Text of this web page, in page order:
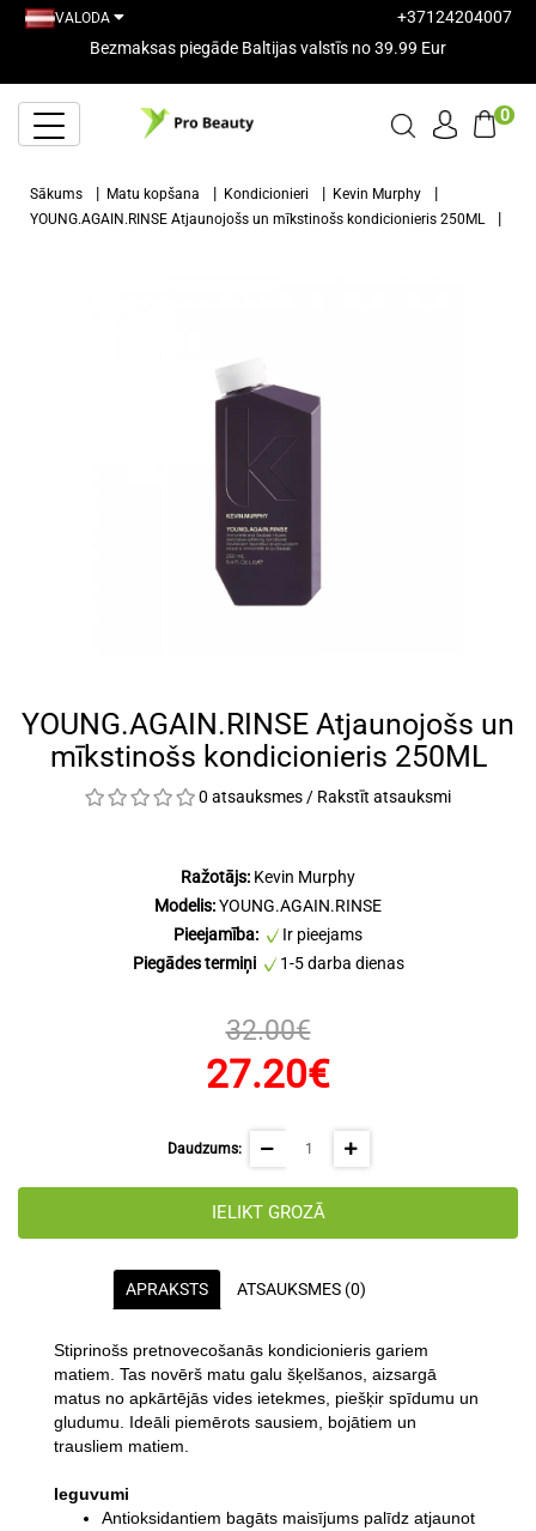
VALODA
+37124204007
Bezmaksas piegāde Baltijas valstīs no 39.99 Eur
0
Sākums Matu kopšana Kondicionieri
Kevin Murphy
YOUNG.AGAIN.RINSE Atjaunojošs un mīkstinošs kondicionieris 250ML
YOUNG.AGAIN.RINSE Atjaunojošs un
mīkstinošs kondicionieris 250ML
0 atsauksmes / Rakstīt atsauksmi
Ražotājs: Kevin Murphy
Modelis:YOUNG.AGAIN.RINSE
Pieejamība:
Ir pieejams
Piegādes termiņi
1-5 darba dienas
32.00€
27.20€
Daudzums:
IELIKT GROZĀ
APRAKSTS ATSAUKSMES (0)
Stiprinošs pretnovecošanās kondicionieris gariem
matiem. Tas novērš matu galu šķelšanos, aizsargā
matus no apkārtējās vides ietekmes, piešķir spīdumu un
gludumu. Ideāli piemērots sausiem, bojātiem un
trausliem matiem.
Ieguvumi
Antioksidantiem bagāts maisījums palīdz atjaunot